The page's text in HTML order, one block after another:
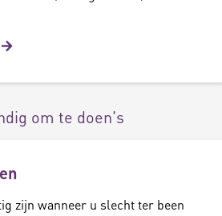
om te doen's
zijn wanneer u slecht ter been